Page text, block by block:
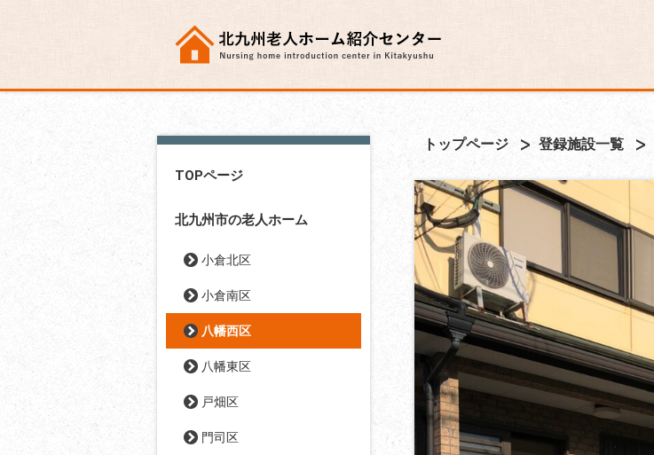
TOPページ
北九州市の老人ホーム
小倉北区
小倉南区
八幡西区
八幡東区
戸畑区
門司区
トップページ 登録施設一覧